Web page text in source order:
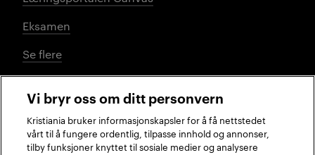
Eksamen
Se flere
Sosiale medier
Vi bryr oss om ditt personvern
Kristiania bruker informasjonskapsler for å få nettstedet
vårt til å fungere ordentlig, tilpasse innhold og annonser,
tilby funksjoner knyttet til sosiale medier og analysere